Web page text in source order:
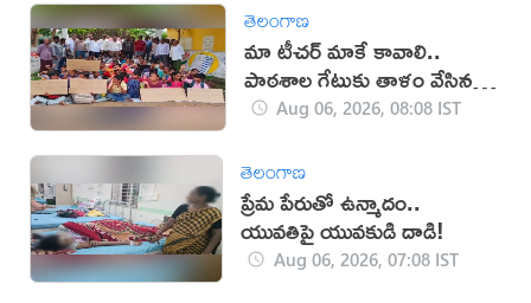
తెలంగాణ
మా టీచర్‌ మాకే కావాలి..
పాఠశాల గేటుకు తాళం వేసిన
విద్యార్థులు
Aug 06, 2026, 08:08 IST
తెలంగాణ
ప్రేమ పేరుతో ఉన్మాదం..
యువతిపై యువకుడి దాడి!
Aug 06, 2026, 07:08 IST